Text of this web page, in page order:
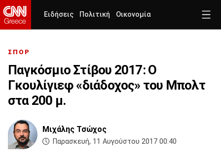
Ειδήσεις Πολιτική Οικονομία
ΣΠΟΡ
Παγκόσμιο Στίβου 2017: Ο
Γκουλίγιεφ «διάδοχος» του Μπολτ
στα 200 μ.
Μιχάλης Τσώχος
Παρασκευή, 11 Αυγούστου 2017 00:40